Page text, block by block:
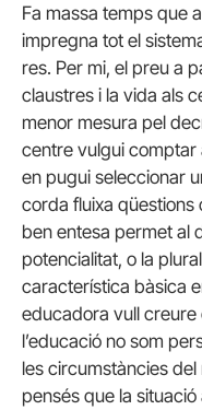
Fa massa temps que
impregna tot el
res. Per mi, el preu a
claustres i la vida als
menor mesura pel
centre vulgui comptar
en pugui seleccionar
corda fluixa
ben entesa permet al
potencialitat, o la
característica bàsica
educadora vull creure
l’educació no som
les circumstàncies del
pensés que la